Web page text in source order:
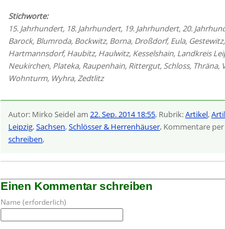
Stichworte:
15. Jahrhundert, 18. Jahrhundert, 19. Jahrhundert,20.
Barock, Blumroda, Bockwitz, Borna, Droßdorf, Eula, Gestewitz,
Hartmannsdorf, Haubitz, Haulwitz, Kesselshain, Landkreis
Neukirchen, Plateka, Raupenhain, Rittergut, Schloss, Thräna,
Wohnturm, Wyhra,Zedtlitz
Autor: Mirko Seidel am 22. Sep. 2014 18:55, Rubrik:Artikel,
Leipzig,Sachsen,Schlösser & Herrenhäuser, Kommentare per
schreiben,
Einen Kommentar schreiben
Name (erforderlich)